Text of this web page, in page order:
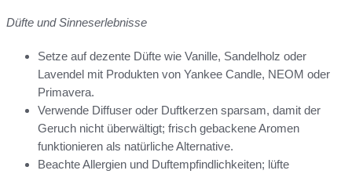
Düfte und Sinneserlebnisse
Setze auf dezente Düfte wie Vanille, Sandelholz oder
Lavendel mit Produkten von Yankee Candle, NEOM oder
Primavera.
Verwende Diffuser oder Duftkerzen sparsam, damit der
Geruch nicht überwältigt; frisch gebackene Aromen
funktionieren als natürliche Alternative.
Beachte Allergien und Duftempfindlichkeiten; lüfte